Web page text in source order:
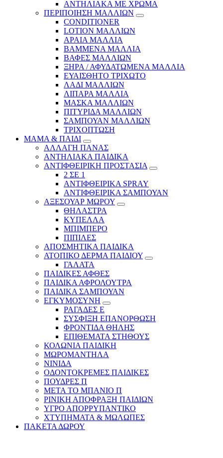
ΑΝΤΗΛΙΑΚΑ ΜΕ ΧΡΩΜΑ
ΠΕΡΙΠΟΙΗΣΗ ΜΑΛΛΙΩΝ
CONDITIONER
LOTION ΜΑΛΛΙΩΝ
ΑΡΑΙΑ ΜΑΛΛΙΑ
ΒΑΜΜΕΝΑ ΜΑΛΛΙΑ
ΒΑΦΕΣ ΜΑΛΛΙΩΝ
ΞΗΡΑ / ΑΦΥΔΑΤΩΜΕΝΑ ΜΑΛΛΙΑ
ΕΥΑΙΣΘΗΤΟ ΤΡΙΧΩΤΟ
ΛΑΔΙ ΜΑΛΛΙΩΝ
ΛΙΠΑΡΑ ΜΑΛΛΙΑ
ΜΑΣΚΑ ΜΑΛΛΙΩΝ
ΠΙΤΥΡΙΔΑ ΜΑΛΛΙΩΝ
ΣΑΜΠΟΥΑΝ ΜΑΛΛΙΩΝ
ΤΡΙΧΟΠΤΩΣΗ
ΜΑΜΑ & ΠΑΙΔΙ
ΑΛΛΑΓΗ ΠΑΝΑΣ
ΑΝΤΗΛΙΑΚΑ ΠΑΙΔΙΚΑ
ΑΝΤΙΦΘΕΙΡΙΚΗ ΠΡΟΣΤΑΣΙΑ
2 ΣΕ 1
ΑΝΤΙΦΘΕΙΡΙΚΑ SPRAY
ΑΝΤΙΦΘΕΙΡΙΚΑ ΣΑΜΠΟΥΑΝ
ΑΞΕΣΟΥΑΡ ΜΩΡΟΥ
ΘΗΛΑΣΤΡΑ
ΚΥΠΕΛΛΑ
ΜΠΙΜΠΕΡΟ
ΠΙΠΙΛΕΣ
ΑΠΟΣΜΗΤΙΚΑ ΠΑΙΔΙΚΑ
ΑΤΟΠΙΚΟ ΔΕΡΜΑ ΠΑΙΔΙΟΥ
ΓΑΛΑΤΑ
ΠΑΙΔΙΚΕΣ ΑΦΘΕΣ
ΠΑΙΔΙΚΑ ΑΦΡΟΛΟΥΤΡΑ
ΠΑΙΔΙΚΑ ΣΑΜΠΟΥΑΝ
ΕΓΚΥΜΟΣΥΝΗ
ΡΑΓΑΔΕΣ Ε
ΣΥΣΦΙΞΗ ΕΠΑΝΟΡΘΩΣΗ
ΦΡΟΝΤΙΔΑ ΘΗΛΗΣ
ΕΠΙΘΕΜΑΤΑ ΣΤΗΘΟΥΣ
ΚΟΛΩΝΙΑ ΠΑΙΔΙΚΗ
ΜΩΡΟΜΑΝΤΗΛΑ
ΝΙΝΙΔΑ
ΟΔΟΝΤΟΚΡΕΜΕΣ ΠΑΙΔΙΚΕΣ
ΠΟΥΔΡΕΣ Π
ΜΕΤΑ ΤΟ ΜΠΑΝΙΟ Π
ΡΙΝΙΚΗ ΑΠΟΦΡΑΞΗ ΠΑΙΔΙΩΝ
ΥΓΡΟ ΑΠΟΡΡΥΠΑΝΤΙΚΟ
ΧΤΥΠΗΜΑΤΑ & ΜΩΛΩΠΕΣ
ΠΑΚΕΤΑ ΔΩΡΟΥ